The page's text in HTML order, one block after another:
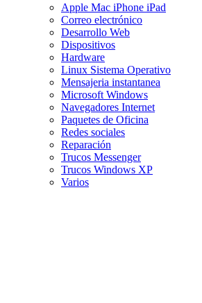
Apple Mac iPhone iPad
Correo electrónico
Desarrollo Web
Dispositivos
Hardware
Linux Sistema Operativo
Mensajeria instantanea
Microsoft Windows
Navegadores Internet
Paquetes de Oficina
Redes sociales
Reparación
Trucos Messenger
Trucos Windows XP
Varios